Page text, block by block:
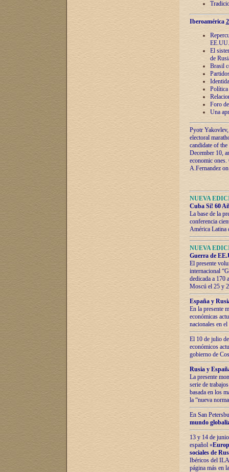
Iberoamérica
EE.UU.
El
de
Brasil
Política
Foro
Una
Pyotr
electoral
candidate of
December 10,
economic
A.Fernandez
NUEVA
Cuba Sí! 60
La base de la
conferencia
América Latina
NUEVA
Guerra de
El presente
internacional
dedicada a 170
Moscú el 25 y
España y
En la presente
económicas
nacionales en
El 10 de julio
económicos
gobierno de
Rusia y
La presente
serie de
basada en los
la “nueva
En San
mundo
13 y 14 de
español «
sociales de
Ibéricos del ILA
página más en